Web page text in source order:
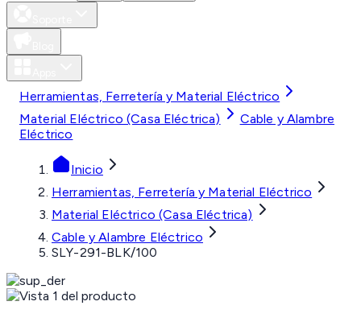
Herramientas, Ferretería y Material Eléctrico
Material Eléctrico (Casa Eléctrica)
Cable y Alambre
Eléctrico
Inicio
Herramientas, Ferretería y Material Eléctrico
Material Eléctrico (Casa Eléctrica)
Cable y Alambre Eléctrico
SLY-291-BLK/100